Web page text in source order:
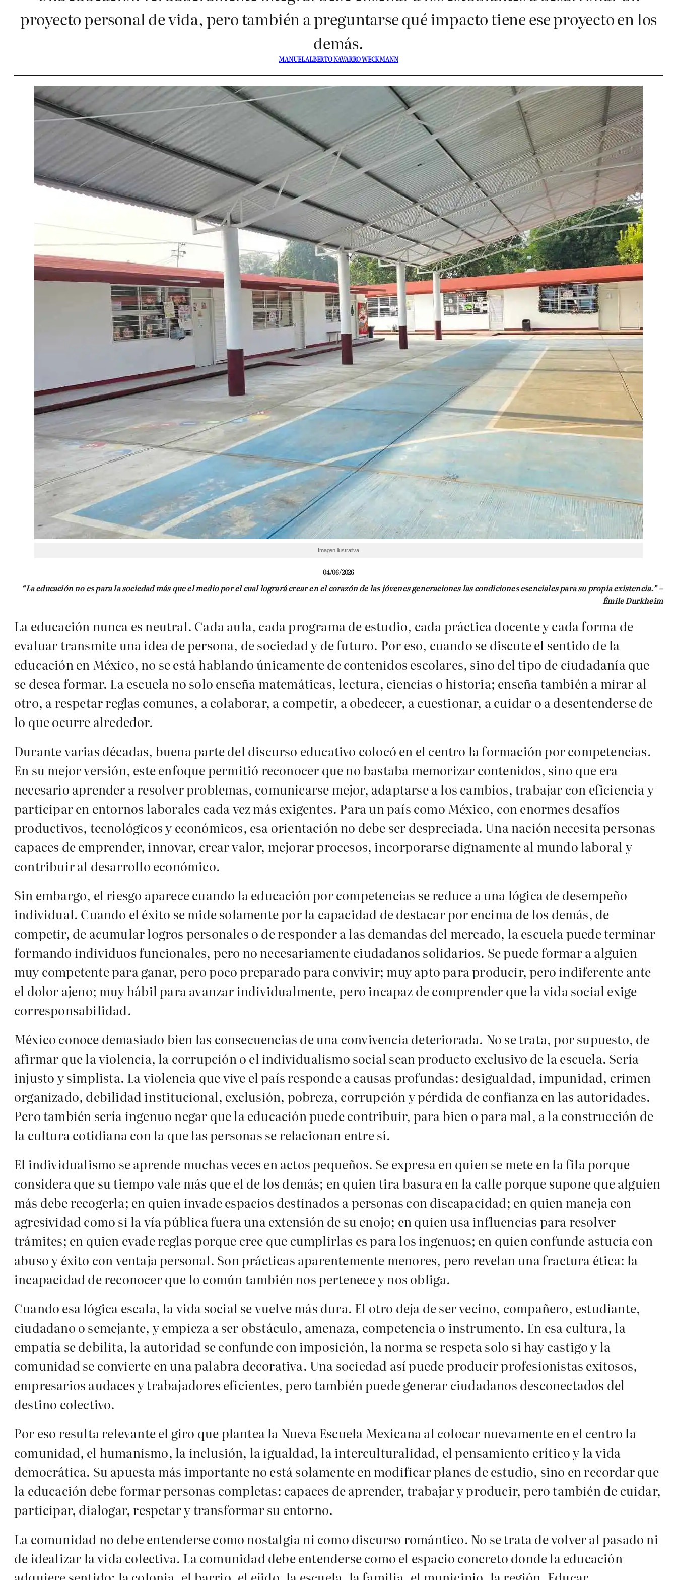
proyecto personal de vida, pero también a preguntarse qué impacto tiene ese proyecto en los
demás.
MANUEL ALBERTO NAVARRO WECKMANN
Imagen ilustrativa
04/06/2026
“La educación no es para la sociedad más que el medio por el cual logrará crear en el corazón de las jóvenes generaciones las condiciones esenciales para su propia existencia.” –
Émile Durkheim
La educación nunca es neutral. Cada aula, cada programa de estudio, cada práctica docente y cada forma de
evaluar transmite una idea de persona, de sociedad y de futuro. Por eso, cuando se discute el sentido de la
educación en México, no se está hablando únicamente de contenidos escolares, sino del tipo de ciudadanía que
se desea formar. La escuela no solo enseña matemáticas, lectura, ciencias o historia; enseña también a mirar al
otro, a respetar reglas comunes, a colaborar, a competir, a obedecer, a cuestionar, a cuidar o a desentenderse de
lo que ocurre alrededor.
Durante varias décadas, buena parte del discurso educativo colocó en el centro la formación por competencias.
En su mejor versión, este enfoque permitió reconocer que no bastaba memorizar contenidos, sino que era
necesario aprender a resolver problemas, comunicarse mejor, adaptarse a los cambios, trabajar con eficiencia y
participar en entornos laborales cada vez más exigentes. Para un país como México, con enormes desafíos
productivos, tecnológicos y económicos, esa orientación no debe ser despreciada. Una nación necesita personas
capaces de emprender, innovar, crear valor, mejorar procesos, incorporarse dignamente al mundo laboral y
contribuir al desarrollo económico.
Sin embargo, el riesgo aparece cuando la educación por competencias se reduce a una lógica de desempeño
individual. Cuando el éxito se mide solamente por la capacidad de destacar por encima de los demás, de
competir, de acumular logros personales o de responder a las demandas del mercado, la escuela puede terminar
formando individuos funcionales, pero no necesariamente ciudadanos solidarios. Se puede formar a alguien
muy competente para ganar, pero poco preparado para convivir; muy apto para producir, pero indiferente ante
el dolor ajeno; muy hábil para avanzar individualmente, pero incapaz de comprender que la vida social exige
corresponsabilidad.
México conoce demasiado bien las consecuencias de una convivencia deteriorada. No se trata, por supuesto, de
afirmar que la violencia, la corrupción o el individualismo social sean producto exclusivo de la escuela. Sería
injusto y simplista. La violencia que vive el país responde a causas profundas: desigualdad, impunidad, crimen
organizado, debilidad institucional, exclusión, pobreza, corrupción y pérdida de confianza en las autoridades.
Pero también sería ingenuo negar que la educación puede contribuir, para bien o para mal, a la construcción de
la cultura cotidiana con la que las personas se relacionan entre sí.
El individualismo se aprende muchas veces en actos pequeños. Se expresa en quien se mete en la fila porque
considera que su tiempo vale más que el de los demás; en quien tira basura en la calle porque supone que alguien
más debe recogerla; en quien invade espacios destinados a personas con discapacidad; en quien maneja con
agresividad como si la vía pública fuera una extensión de su enojo; en quien usa influencias para resolver
trámites; en quien evade reglas porque cree que cumplirlas es para los ingenuos; en quien confunde astucia con
abuso y éxito con ventaja personal. Son prácticas aparentemente menores, pero revelan una fractura ética: la
incapacidad de reconocer que lo común también nos pertenece y nos obliga.
Cuando esa lógica escala, la vida social se vuelve más dura. El otro deja de ser vecino, compañero, estudiante,
ciudadano o semejante, y empieza a ser obstáculo, amenaza, competencia o instrumento. En esa cultura, la
empatía se debilita, la autoridad se confunde con imposición, la norma se respeta solo si hay castigo y la
comunidad se convierte en una palabra decorativa. Una sociedad así puede producir profesionistas exitosos,
empresarios audaces y trabajadores eficientes, pero también puede generar ciudadanos desconectados del
destino colectivo.
Por eso resulta relevante el giro que plantea la Nueva Escuela Mexicana al colocar nuevamente en el centro la
comunidad, el humanismo, la inclusión, la igualdad, la interculturalidad, el pensamiento crítico y la vida
democrática. Su apuesta más importante no está solamente en modificar planes de estudio, sino en recordar que
la educación debe formar personas completas: capaces de aprender, trabajar y producir, pero también de cuidar,
participar, dialogar, respetar y transformar su entorno.
La comunidad no debe entenderse como nostalgia ni como discurso romántico. No se trata de volver al pasado ni
de idealizar la vida colectiva. La comunidad debe entenderse como el espacio concreto donde la educación